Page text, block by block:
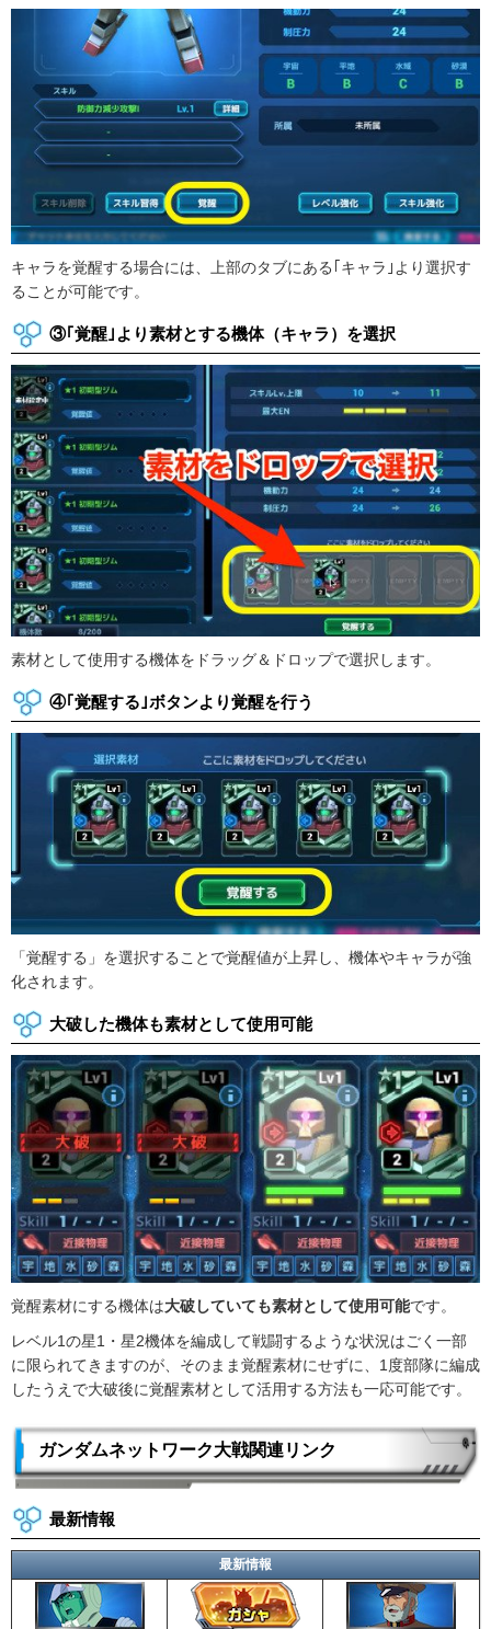
キャラを覚醒する場合には、上部のタブにある｢キャラ｣より選択す
ることが可能です。
③｢覚醒｣より素材とする機体（キャラ）を選択
素材として使用する機体をドラッグ＆ドロップで選択します。
④｢覚醒する｣ボタンより覚醒を行う
「覚醒する」を選択することで覚醒値が上昇し、機体やキャラが強
化されます。
大破した機体も素材として使用可能
覚醒素材にする機体は大破していても素材として使用可能です。
レベル1の星1・星2機体を編成して戦闘するような状況はごく一部
に限られてきますのが、そのまま覚醒素材にせずに、1度部隊に編成
したうえで大破後に覚醒素材として活用する方法も一応可能です。
ガンダムネットワーク大戦関連リンク
最新情報
最新情報